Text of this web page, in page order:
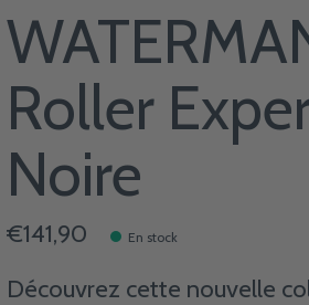
Roller
Noire
€141,90 En stock
Découvrez cette nouvelle